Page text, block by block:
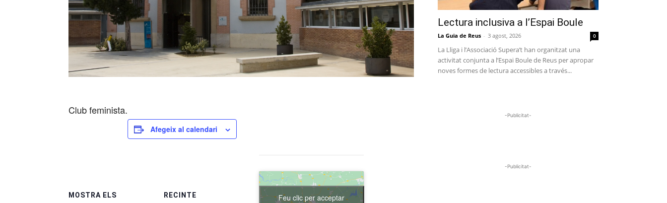
Club feminista.
Afegeix al calendari
MOSTRA ELS RECINTE
Feu clic per acceptar
Lectura inclusiva a l’Espai Boule
La Guia de Reus - 3 agost, 2026 0
La Lliga i l’Associació Supera’t han organitzat una
activitat conjunta a l’Espai Boule de Reus per apropar
noves formes de lectura accessibles a través...
-Publicitat-
-Publicitat-